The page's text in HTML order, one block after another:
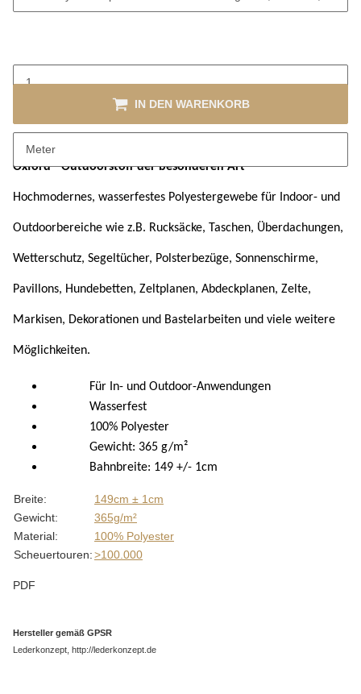
Meter
IN DEN WARENKORB
Oxford - Outdoorstoff der besonderen Art
Hochmodernes, wasserfestes Polyestergewebe für Indoor- und
Outdoorbereiche wie z.B. Rucksäcke, Taschen, Überdachungen,
Wetterschutz, Segeltücher, Polsterbezüge, Sonnenschirme,
Pavillons, Hundebetten, Zeltplanen, Abdeckplanen, Zelte,
Markisen, Dekorationen und Bastelarbeiten und viele weitere
Möglichkeiten.
Für In- und Outdoor-Anwendungen
Wasserfest
100% Polyester
Gewicht: 365 g/m²
Bahnbreite: 149 +/- 1cm
Produkteigenschaft
Wert
Breite:
149cm ± 1cm
Gewicht:
365g/m²
Material:
100% Polyester
Scheuertouren:>100.000
PDF
Hersteller gemäß GPSR
Lederkonzept, http://lederkonzept.de